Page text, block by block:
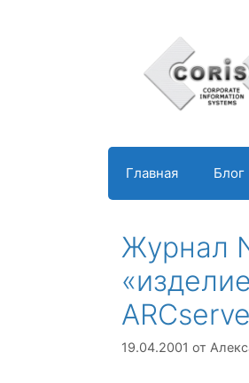
Главная Блог
Журнал
19.04.2001 от